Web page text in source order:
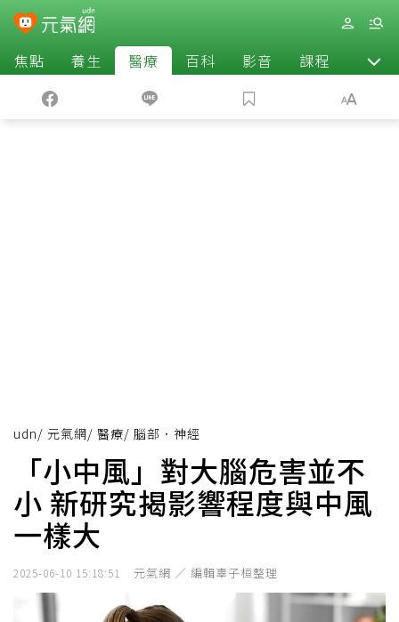
焦點 養生 醫療 百科 影音 課程 退休
udn/ 元氣網/ 醫療/ 腦部．神經
「小中風」對大腦危害並不
小 新研究揭影響程度與中風
一樣大
2025-06-10 15:18:51 元氣網 ／ 編輯辜子桓整理